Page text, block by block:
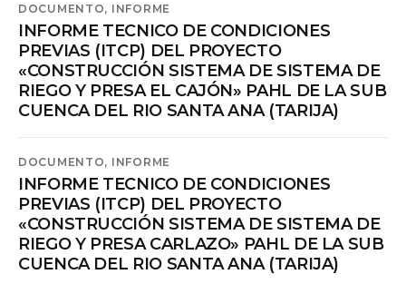
DOCUMENTO, INFORME
INFORME TECNICO DE CONDICIONES
PREVIAS (ITCP) DEL PROYECTO
«CONSTRUCCIÓN SISTEMA DE SISTEMA DE
RIEGO Y PRESA EL CAJÓN» PAHL DE LA SUB
CUENCA DEL RIO SANTA ANA (TARIJA)
DOCUMENTO, INFORME
INFORME TECNICO DE CONDICIONES
PREVIAS (ITCP) DEL PROYECTO
«CONSTRUCCIÓN SISTEMA DE SISTEMA DE
RIEGO Y PRESA CARLAZO» PAHL DE LA SUB
CUENCA DEL RIO SANTA ANA (TARIJA)